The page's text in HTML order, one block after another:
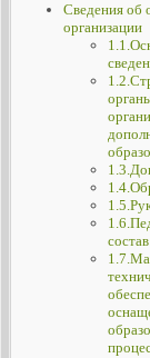
Сведения об
организации
состав